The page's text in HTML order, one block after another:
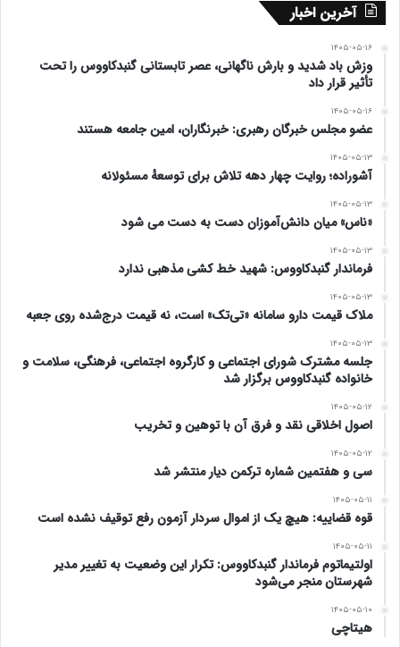
آخرین اخبار
۱۴۰۵-۰۵-۱۶
وزش باد شدید و بارش ناگهانی، عصر تابستانی گنبدکاووس را تحت
تأثیر قرار داد
۱۴۰۵-۰۵-۱۶
عضو مجلس خبرگان رهبری: خبرنگاران، امین جامعه هستند
۱۴۰۵-۰۵-۱۳
آشوراده؛ روایت چهار دهه تلاش برای توسعهٔ مسئولانه
۱۴۰۵-۰۵-۱۳
«ناس» میان دانش‌آموزان دست به دست می شود
۱۴۰۵-۰۵-۱۳
فرماندار گنبدکاووس: شهید خط کشی مذهبی ندارد
۱۴۰۵-۰۵-۱۳
ملاک قیمت دارو سامانه «تی‌تک» است، نه قیمت درج‌شده روی جعبه
۱۴۰۵-۰۵-۱۳
جلسه مشترک شورای اجتماعی و کارگروه اجتماعی، فرهنگی، سلامت و
خانواده گنبدکاووس برگزار شد
۱۴۰۵-۰۵-۱۲
اصول اخلاقی نقد و فرق آن با توهین و تخریب
۱۴۰۵-۰۵-۱۲
سی و هفتمین شماره ترکمن دیار منتشر شد
۱۴۰۵-۰۵-۱۱
قوه قضاییه: هیچ یک از اموال سردار آزمون رفع توقیف نشده است
۱۴۰۵-۰۵-۱۱
اولتیماتوم فرماندار گنبدکاووس: تکرار این وضعیت به تغییر مدیر
شهرستان منجر می‌شود
۱۴۰۵-۰۵-۱۰
هیتاچی